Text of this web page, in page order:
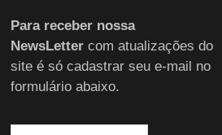
Para receber nossa
NewsLettercom atualizações do
site é só cadastrar seu e-mail no
formulário abaixo.